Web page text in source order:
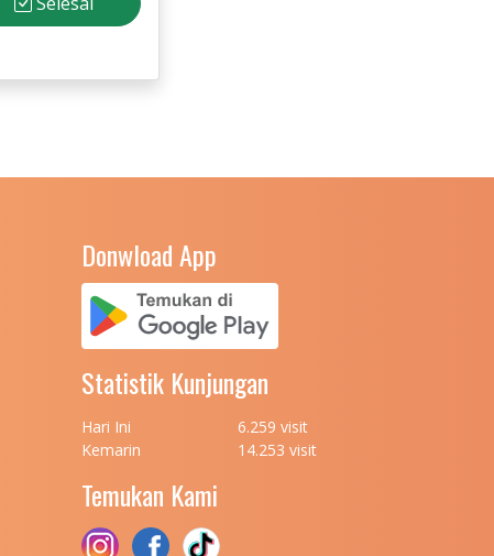
Donwload App
Statistik Kunjungan
Hari Ini
6.259 visit
Kemarin
14.253 visit
Temukan Kami